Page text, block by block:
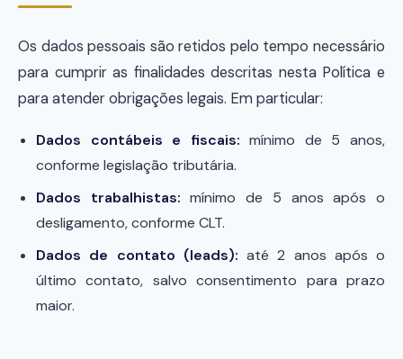
Os dados pessoais são retidos pelo tempo necessário
para cumprir as finalidades descritas nesta Política e
para atender obrigações legais. Em particular:
Dados contábeis e fiscais: mínimo de 5 anos,
conforme legislação tributária.
Dados trabalhistas: mínimo de 5 anos após o
desligamento, conforme CLT.
Dados de contato (leads): até 2 anos após o
último contato, salvo consentimento para prazo
maior.